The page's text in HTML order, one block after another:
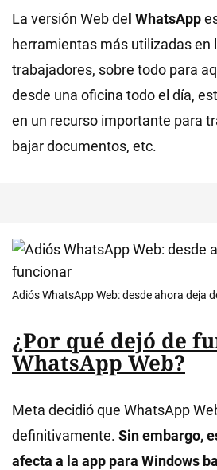
La versión Web de WhatsApp
herramientas más utilizadas en
trabajadores, sobre todo para
desde una oficina todo el día,
en un recurso importante para
bajar documentos, etc.
Adiós WhatsApp Web: desde ahora deja
¿Por qué dejó de
WhatsApp Web?
Meta decidió que WhatsApp
definitivamente. Sin embargo,
afecta a la app para Windows